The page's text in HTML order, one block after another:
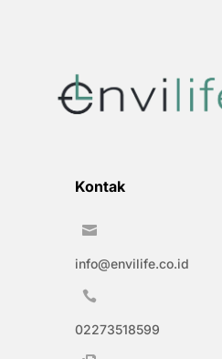
Kontak

info@envilife.co.id

02273518599